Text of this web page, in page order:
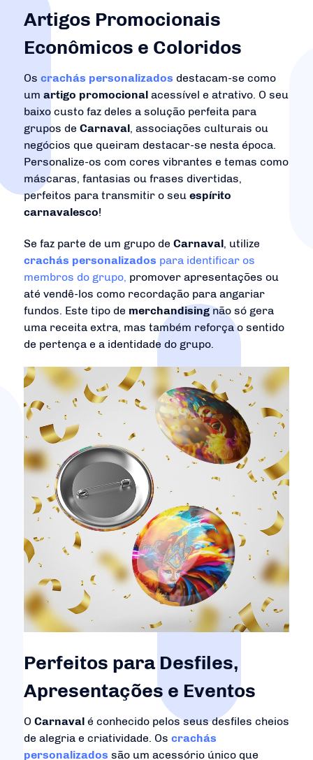
Artigos Promocionais
Econômicos e Coloridos
Os crachás personalizados destacam-se como
um artigo promocional acessível e atrativo. O seu
baixo custo faz deles a solução perfeita para
grupos de Carnaval, associações culturais ou
negócios que queiram destacar-se nesta época.
Personalize-os com cores vibrantes e temas como
máscaras, fantasias ou frases divertidas,
perfeitos para transmitir o seu espírito
carnavalesco!
Se faz parte de um grupo de Carnaval, utilize
crachás personalizados para identificar os
membros do grupo, promover apresentações ou
até vendê-los como recordação para angariar
fundos. Este tipo de merchandisingnão só gera
uma receita extra, mas também reforça o sentido
de pertença e a identidade do grupo.
Perfeitos para Desfiles,
Apresentações e Eventos
O Carnaval é conhecido pelos seus desfiles cheios
de alegria e criatividade. Os crachás
personalizados são um acessório único que